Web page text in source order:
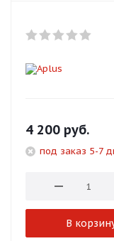
4 200 руб.
под заказ 5-7
В
Оставшиеся
%